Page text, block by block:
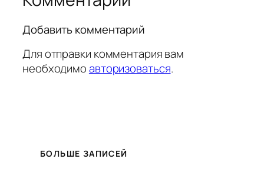
Добавить комментарий
Для отправки комментария вам
необходимоавторизоваться.
БОЛЬШЕ ЗАПИСЕЙ